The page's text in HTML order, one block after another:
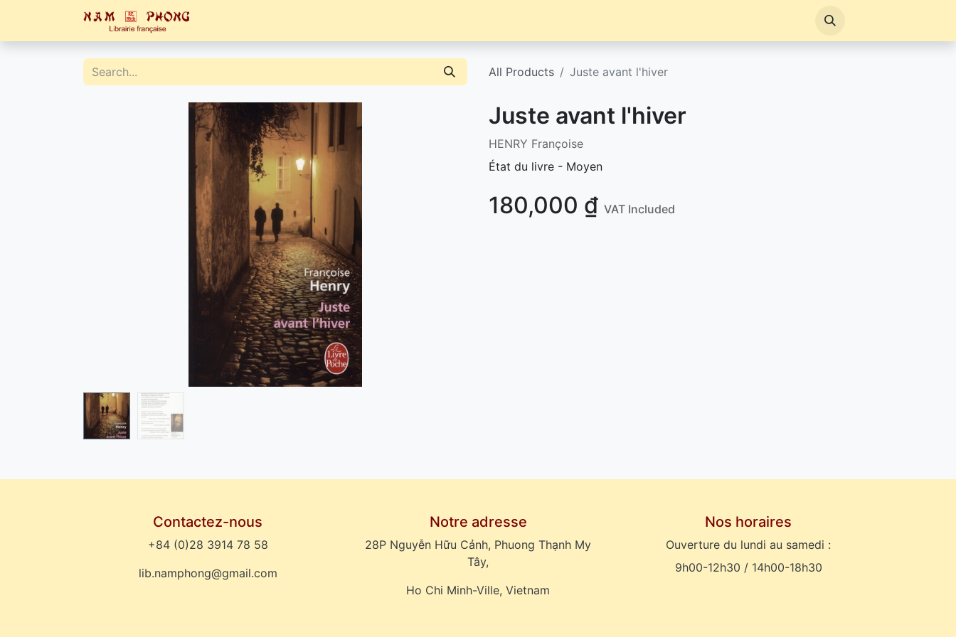
All Products Juste avant l'hiver
Juste avant l'hiver
HENRY Françoise
État du livre - Moyen
180,000 ₫ VAT Included
Contactez-nous
+84 (0)28 3914 78 58
lib.namphong@gmail.com
Notre adresse
28P Nguyễn Hữu Cảnh, Phuong Thạnh My
Tây,
Ho Chi Minh-Ville, Vietnam
Nos horaires
Ouverture du lundi au samedi :
9h00-12h30 / 14h00-18h30